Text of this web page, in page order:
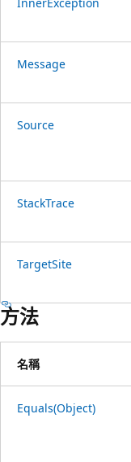
Message
Source
StackTrace
TargetSite
方法
名稱
Equals(Object)